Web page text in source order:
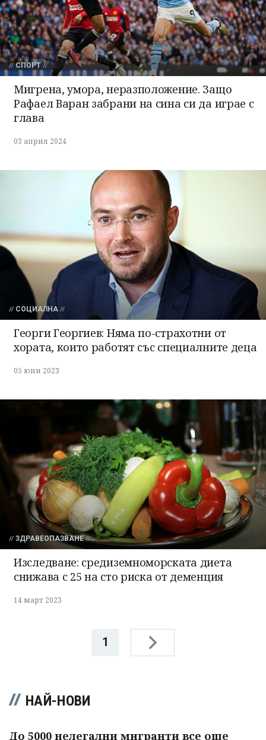
СПОРТ
Мигрена, умора, неразположение. Защо
Рафаел Варан забрани на сина си да играе с
глава
03 април 2024
СОЦИАЛНА
Георги Георгиев: Няма по-страхотни от
хората, които работят със специалните деца
05 юни 2023
ЗДРАВЕОПАЗВАНЕ
Изследване: средиземноморската диета
снижава с 25 на сто риска от деменция
14 март 2023
1
НАЙ-НОВИ
До 5000 нелегални мигранти все още